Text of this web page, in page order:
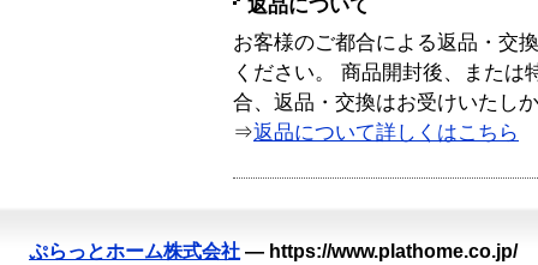
返品について
お客様のご都合による返品・交
ください。 商品開封後、または
合、返品・交換はお受けいたし
⇒返品について詳しくはこちら
ぷらっとホーム株式会社 — https://www.plathome.co.jp/